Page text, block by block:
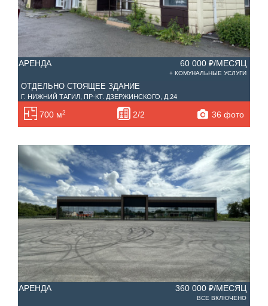
АРЕНДА 60 000 ₽/МЕСЯЦ
+ КОМУНАЛЬНЫЕ УСЛУГИ
ОТДЕЛЬНО СТОЯЩЕЕ ЗДАНИЕ
Г. НИЖНИЙ ТАГИЛ, ПР-КТ. ДЗЕРЖИНСКОГО, Д.24
700 м2 2/2 36 фото
АРЕНДА 360 000 ₽/МЕСЯЦ
ВСЕ ВКЛЮЧЕНО